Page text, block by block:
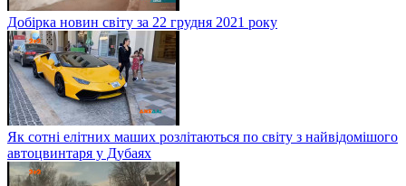
Добірка новин світу за 22 грудня 2021 року
Як сотні елітних маших розлітаються по світу з найвідомішого
автоцвинтаря у Дубаях